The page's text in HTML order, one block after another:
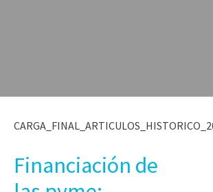
Financiación de